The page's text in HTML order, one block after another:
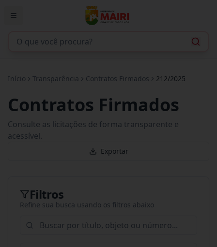
Início Transparência Contratos Firmados 212/2025
Contratos Firmados
Consulte as licitações de forma transparente e
acessível.
Exportar
Filtros
Refine sua busca usando os filtros abaixo